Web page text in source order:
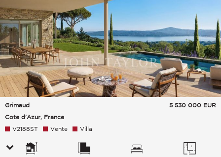
Grimaud
Cote d'Azur, France
5 530 000 EUR
V2188ST Vente Villa